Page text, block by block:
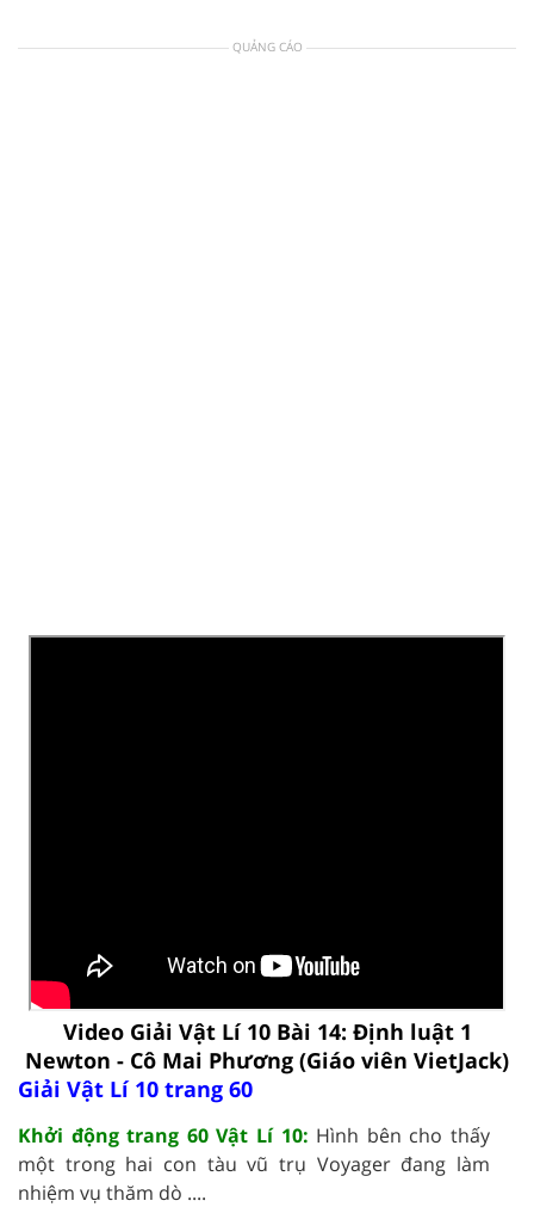
QUẢNG CÁO
Video Giải Vật Lí 10 Bài 14: Định luật 1
Newton - Cô Mai Phương (Giáo viên VietJack)
Giải Vật Lí 10 trang 60
Khởi động trang 60 Vật Lí 10: Hình bên cho thấy
một trong hai con tàu vũ trụ Voyager đang làm
nhiệm vụ thăm dò ....